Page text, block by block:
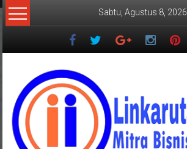
Lompat
ke
Sabtu, Agustus 8, 2026